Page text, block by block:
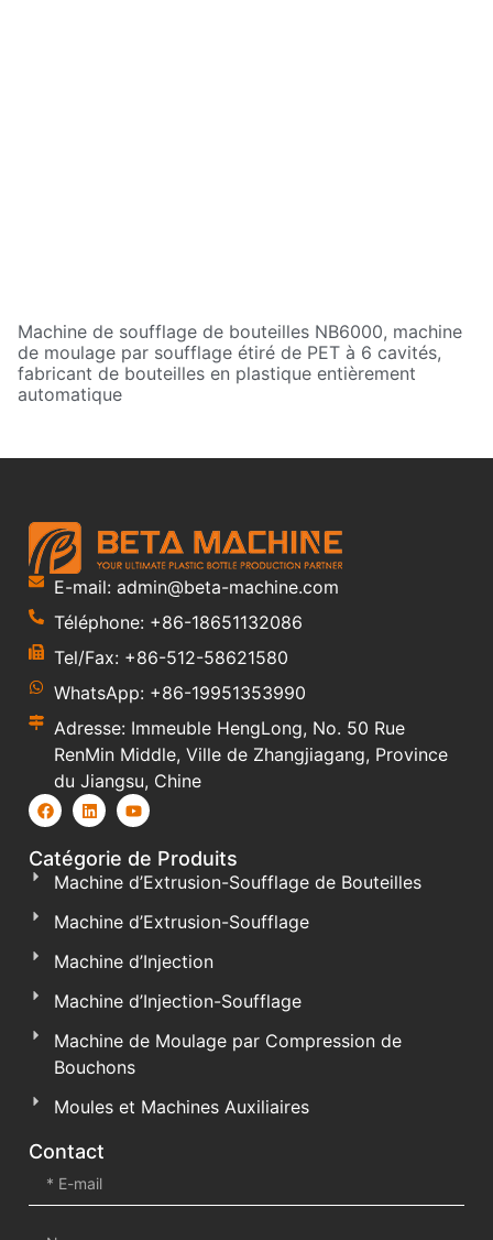
Machine de soufflage de bouteilles NB6000, machine
de moulage par soufflage étiré de PET à 6 cavités,
fabricant de bouteilles en plastique entièrement
automatique
E-mail: admin@beta-machine.com
Téléphone: +86-18651132086
Tel/Fax: +86-512-58621580
WhatsApp: +86-19951353990
Adresse: Immeuble HengLong, No. 50 Rue
RenMin Middle, Ville de Zhangjiagang, Province
du Jiangsu, Chine
Catégorie de Produits
Machine d’Extrusion-Soufflage de Bouteilles
Machine d’Extrusion-Soufflage
Machine d’Injection
Machine d’Injection-Soufflage
Machine de Moulage par Compression de
Bouchons
Moules et Machines Auxiliaires
Contact